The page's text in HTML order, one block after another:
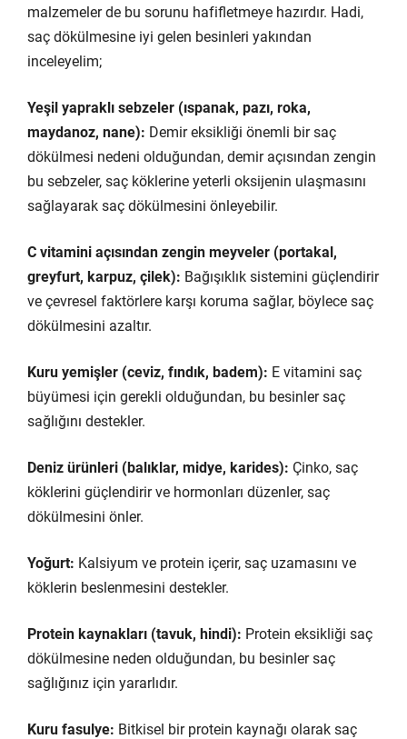
malzemeler de bu sorunu hafifletmeye hazırdır. Hadi,
saç dökülmesine iyi gelen besinleri yakından
inceleyelim;
Yeşil yapraklı sebzeler (ıspanak, pazı, roka,
maydanoz, nane): Demir eksikliği önemli bir saç
dökülmesi nedeni olduğundan, demir açısından zengin
bu sebzeler, saç köklerine yeterli oksijenin ulaşmasını
sağlayarak saç dökülmesini önleyebilir.
C vitamini açısından zengin meyveler (portakal,
greyfurt, karpuz, çilek): Bağışıklık sistemini güçlendirir
ve çevresel faktörlere karşı koruma sağlar, böylece saç
dökülmesini azaltır.
Kuru yemişler (ceviz, fındık, badem): E vitamini saç
büyümesi için gerekli olduğundan, bu besinler saç
sağlığını destekler.
Deniz ürünleri (balıklar, midye, karides): Çinko, saç
köklerini güçlendirir ve hormonları düzenler, saç
dökülmesini önler.
Yoğurt: Kalsiyum ve protein içerir, saç uzamasını ve
köklerin beslenmesini destekler.
Protein kaynakları (tavuk, hindi): Protein eksikliği saç
dökülmesine neden olduğundan, bu besinler saç
sağlığınız için yararlıdır.
Kuru fasulye: Bitkisel bir protein kaynağı olarak saç